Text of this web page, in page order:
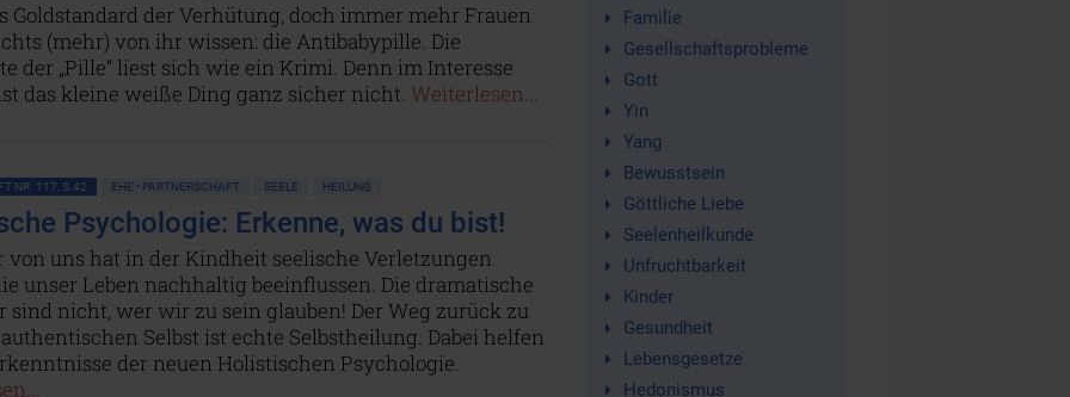
Goldstandard der Verhütung, doch immer mehr Frauen
(mehr) von ihr wissen: die Antibabypille. Die
der „Pille“ liest sich wie ein Krimi. Denn im Interesse
das kleine weiße Ding ganz sicher nicht. Weiterlesen...
NR. 117, S.42 EHE • PARTNERSCHAFT SEELE HEILUNG
Psychologie: Erkenne, was du bist!
von uns hat in der Kindheit seelische Verletzungen
unser Leben nachhaltig beeinflussen. Die dramatische
sind nicht, wer wir zu sein glauben! Der Weg zurück zu
Selbst ist echte Selbstheilung. Dabei helfen
der neuen Holistischen Psychologie.
Familie
Gesellschaftsprobleme
Gott
Yin
Yang
Bewusstsein
Göttliche Liebe
Seelenheilkunde
Unfruchtbarkeit
Kinder
Gesundheit
Lebensgesetze
Hedonismus